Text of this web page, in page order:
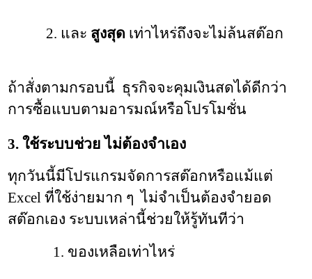
           2. และ
สูงสุด เท่าไหร่ถึงจะไม่ล้นสต๊อก
ถ้าสั่งตามกรอบนี้  ธุรกิจจะคุมเงินสดได้ดีกว่า
การซื้อแบบตามอารมณ์หรือโปรโมชั่น
3. ใช้ระบบช่วย ไม่ต้องจำเอง
ทุกวันนี้มีโปรแกรมจัดการสต๊อกหรือแม้แต่
Excel ที่ใช้ง่ายมาก ๆ  ไม่จำเป็นต้องจำยอด
สต๊อกเอง ระบบเหล่านี้ช่วยให้รู้ทันทีว่า
             1. ของเหลือเท่าไหร่